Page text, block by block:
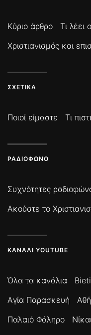
Κύριο άρθρο Τι λέει
Χριστιανισμός και
ΣΧΕΤΙΚΆ
Ποιοί είμαστε Τι
ΡΑΔΙΌΦΩΝΟ
Συχνότητες
Ακούστε το
ΚΑΝΆΛΙ YOUTUBE
Όλα τα κανάλια
Αγία Παρασκευή
Παλαιό Φάληρο